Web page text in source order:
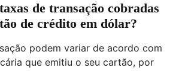
de transação cobradas
de crédito em dólar?
podem variar de acordo com
que emitiu o seu cartão, por